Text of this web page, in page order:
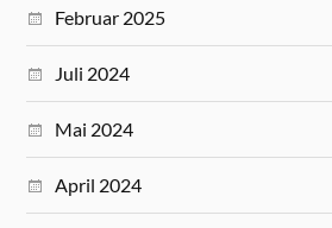
Februar 2025
Juli 2024
Mai 2024
April 2024